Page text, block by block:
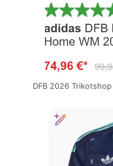
DFB 2026 Trikotshop